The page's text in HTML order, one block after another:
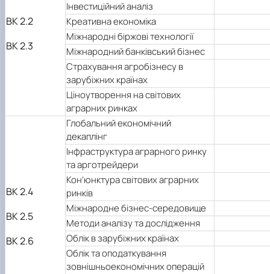
Сторінка аспіранта
ВК 2.2
ВК 2.3
Інвестиційний аналіз
Креативна економіка
Міжнародні біржові технології
Міжнародний банківський бізнес
Страхування агробізнесу в
зарубіжних країнах
Ціноутворення на світових
аграрних ринках
ВК 2.4
ВК 2.5
ВК 2.6
Глобальний економічний
декаплінг
Інфраструктура аграрного ринку
та арготрейдери
Кон’юнктура світових аграрних
ринків
Міжнародне бізнес-середовище
Методи аналізу та дослідження
Облік в зарубіжних країнах
Облік та оподаткування
зовнішньоекономічних операцій